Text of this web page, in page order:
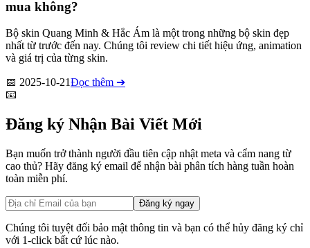
mua không?
Bộ skin Quang Minh & Hắc Ám là một trong những bộ skin đẹp
nhất từ trước đến nay. Chúng tôi review chi tiết hiệu ứng, animation
và giá trị của từng skin.
📅 2025-10-21Đọc thêm ➔
📧
Đăng ký Nhận Bài Viết Mới
Bạn muốn trở thành người đầu tiên cập nhật meta và cẩm nang từ
cao thủ? Hãy đăng ký email để nhận bài phân tích hàng tuần hoàn
toàn miễn phí.
Đăng ký ngay
Chúng tôi tuyệt đối bảo mật thông tin và bạn có thể hủy đăng ký chỉ
với 1-click bất cứ lúc nào.